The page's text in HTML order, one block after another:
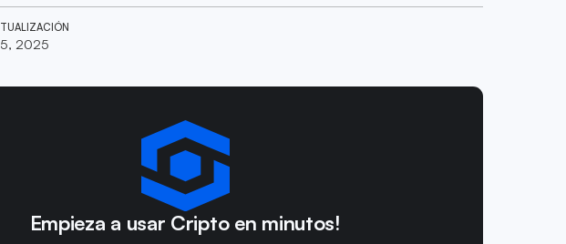
2025
Empieza a usar Cripto en minutos!